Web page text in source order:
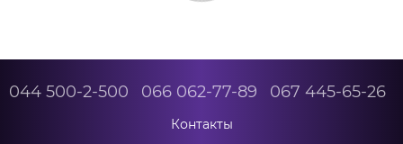
044 500-2-500 066 062-77-89 067 445-65-26
Контакты